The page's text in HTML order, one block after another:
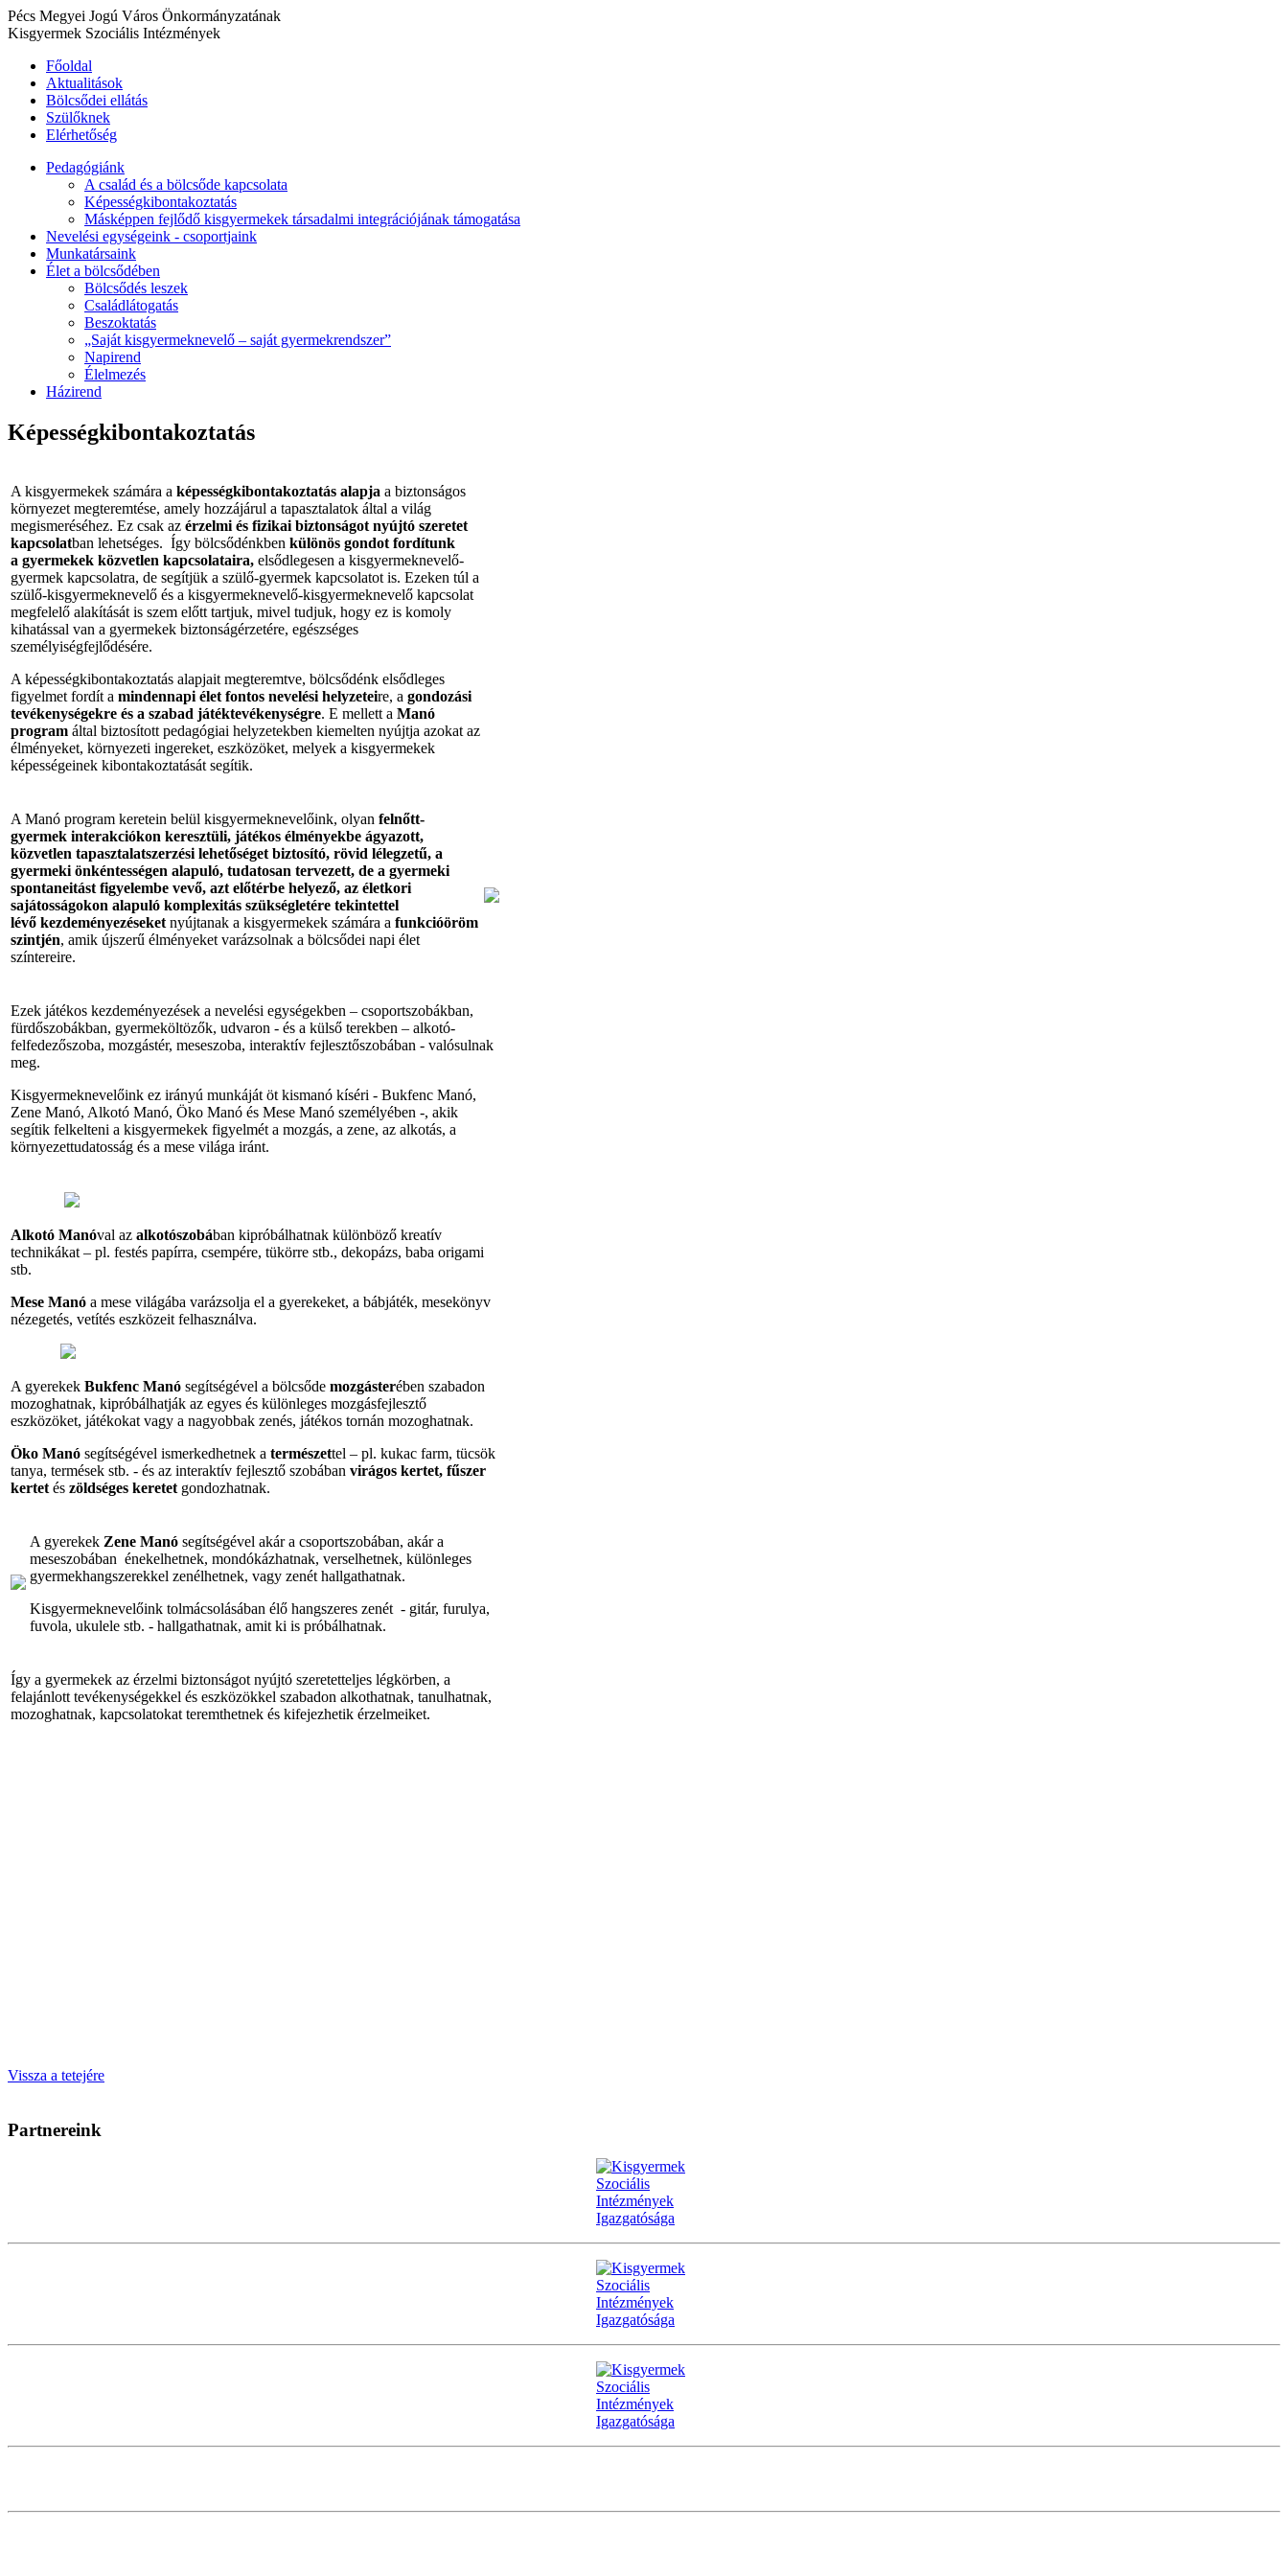
Pécs Megyei Jogú Város Önkormányzatának
Kisgyermek Szociális Intézmények
Főoldal
Aktualitások
Bölcsődei ellátás
Szülőknek
Elérhetőség
Pedagógiánk
A család és a bölcsőde kapcsolata
Képességkibontakoztatás
Másképpen fejlődő kisgyermekek társadalmi integrációjának támogatása
Nevelési egységeink - csoportjaink
Munkatársaink
Élet a bölcsődében
Bölcsődés leszek
Családlátogatás
Beszoktatás
„Saját kisgyermeknevelő – saját gyermekrendszer”
Napirend
Élelmezés
Házirend
Képességkibontakoztatás
A kisgyermekek számára a képességkibontakoztatás alapja a biztonságos
környezet megteremtése, amely hozzájárul a tapasztalatok által a világ
megismeréséhez. Ez csak az érzelmi és fizikai biztonságot nyújtó szeretet
kapcsolatban lehetséges. Így bölcsődénkben különös gondot fordítunk
a gyermekek közvetlen kapcsolataira, elsődlegesen a kisgyermeknevelő-
gyermek kapcsolatra, de segítjük a szülő-gyermek kapcsolatot is. Ezeken túl a
szülő-kisgyermeknevelő és a kisgyermeknevelő-kisgyermeknevelő kapcsolat
megfelelő alakítását is szem előtt tartjuk, mivel tudjuk, hogy ez is komoly
kihatással van a gyermekek biztonságérzetére, egészséges
személyiségfejlődésére.
A képességkibontakoztatás alapjait megteremtve, bölcsődénk elsődleges
figyelmet fordít a mindennapi élet fontos nevelési helyzeteire, a gondozási
tevékenységekre és a szabad játéktevékenységre. E mellett a Manó
program által biztosított pedagógiai helyzetekben kiemelten nyújtja azokat az
élményeket, környezeti ingereket, eszközöket, melyek a kisgyermekek
képességeinek kibontakoztatását segítik.
A Manó program keretein belül kisgyermeknevelőink, olyan felnőtt-
gyermek interakciókon keresztüli, játékos élményekbe ágyazott,
közvetlen tapasztalatszerzési lehetőséget biztosító, rövid lélegzetű, a
gyermeki önkéntességen alapuló, tudatosan tervezett, de a gyermeki
spontaneitást figyelembe vevő, azt előtérbe helyező, az életkori
sajátosságokon alapuló komplexitás szükségletére tekintettel
lévő kezdeményezéseket nyújtanak a kisgyermekek számára a funkcióöröm
szintjén, amik újszerű élményeket varázsolnak a bölcsődei napi élet
színtereire.
Ezek játékos kezdeményezések a nevelési egységekben – csoportszobákban,
fürdőszobákban, gyermeköltözők, udvaron - és a külső terekben – alkotó-
felfedezőszoba, mozgástér, meseszoba, interaktív fejlesztőszobában - valósulnak
meg.
Kisgyermeknevelőink ez irányú munkáját öt kismanó kíséri - Bukfenc Manó,
Zene Manó, Alkotó Manó, Öko Manó és Mese Manó személyében -, akik
segítik felkelteni a kisgyermekek figyelmét a mozgás, a zene, az alkotás, a
környezettudatosság és a mese világa iránt.
Alkotó Manóval az alkotószobában kipróbálhatnak különböző kreatív
technikákat – pl. festés papírra, csempére, tükörre stb., dekopázs, baba origami
stb.
Mese Manó a mese világába varázsolja el a gyerekeket, a bábjáték, mesekönyv
nézegetés, vetítés eszközeit felhasználva.
A gyerekek Bukfenc Manó segítségével a bölcsőde mozgásterében szabadon
mozoghatnak, kipróbálhatják az egyes és különleges mozgásfejlesztő
eszközöket, játékokat vagy a nagyobbak zenés, játékos tornán mozoghatnak.
Öko Manó segítségével ismerkedhetnek a természettel – pl. kukac farm, tücsök
tanya, termések stb. - és az interaktív fejlesztő szobában virágos kertet, fűszer
kertet és zöldséges keretet gondozhatnak.
A gyerekek Zene Manó segítségével akár a csoportszobában, akár a
meseszobában énekelhetnek, mondókázhatnak, verselhetnek, különleges
gyermekhangszerekkel zenélhetnek, vagy zenét hallgathatnak.
Kisgyermeknevelőink tolmácsolásában élő hangszeres zenét - gitár, furulya,
fuvola, ukulele stb. - hallgathatnak, amit ki is próbálhatnak.
Így a gyermekek az érzelmi biztonságot nyújtó szeretetteljes légkörben, a
felajánlott tevékenységekkel és eszközökkel szabadon alkothatnak, tanulhatnak,
mozoghatnak, kapcsolatokat teremthetnek és kifejezhetik érzelmeiket.
Vissza a tetejére
Partnereink